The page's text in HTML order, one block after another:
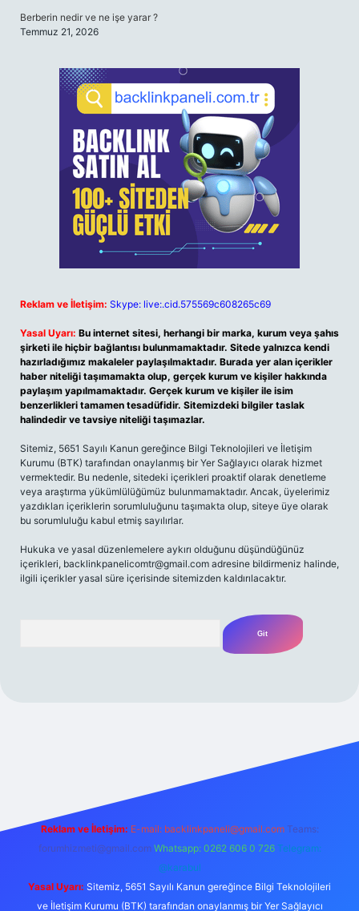
Berberin nedir ve ne işe yarar ?
Temmuz 21, 2026
Reklam ve İletişim: Skype: live:.cid.575569c608265c69
Yasal Uyarı: Bu internet sitesi, herhangi bir marka, kurum veya şahıs
şirketi ile hiçbir bağlantısı bulunmamaktadır. Sitede yalnızca kendi
hazırladığımız makaleler paylaşılmaktadır. Burada yer alan içerikler
haber niteliği taşımamakta olup, gerçek kurum ve kişiler hakkında
paylaşım yapılmamaktadır. Gerçek kurum ve kişiler ile isim
benzerlikleri tamamen tesadüfidir. Sitemizdeki bilgiler taslak
halindedir ve tavsiye niteliği taşımazlar.
Sitemiz, 5651 Sayılı Kanun gereğince Bilgi Teknolojileri ve İletişim
Kurumu (BTK) tarafından onaylanmış bir Yer Sağlayıcı olarak hizmet
vermektedir. Bu nedenle, sitedeki içerikleri proaktif olarak denetleme
veya araştırma yükümlülüğümüz bulunmamaktadır. Ancak, üyelerimiz
yazdıkları içeriklerin sorumluluğunu taşımakta olup, siteye üye olarak
bu sorumluluğu kabul etmiş sayılırlar.
Hukuka ve yasal düzenlemelere aykırı olduğunu düşündüğünüz
içerikleri, backlinkpanelicomtr@gmail.com adresine bildirmeniz halinde,
ilgili içerikler yasal süre içerisinde sitemizden kaldırılacaktır.
m elexbet
Reklam ve İletişim: E-mail: backlinkpaneli@gmail.com Teams:
forumhizmeti@gmail.com Whatsapp: 0262 606 0 726 Telegram:
@karabul
Yasal Uyarı: Sitemiz, 5651 Sayılı Kanun gereğince Bilgi Teknolojileri
ve İletişim Kurumu (BTK) tarafından onaylanmış bir Yer Sağlayıcı